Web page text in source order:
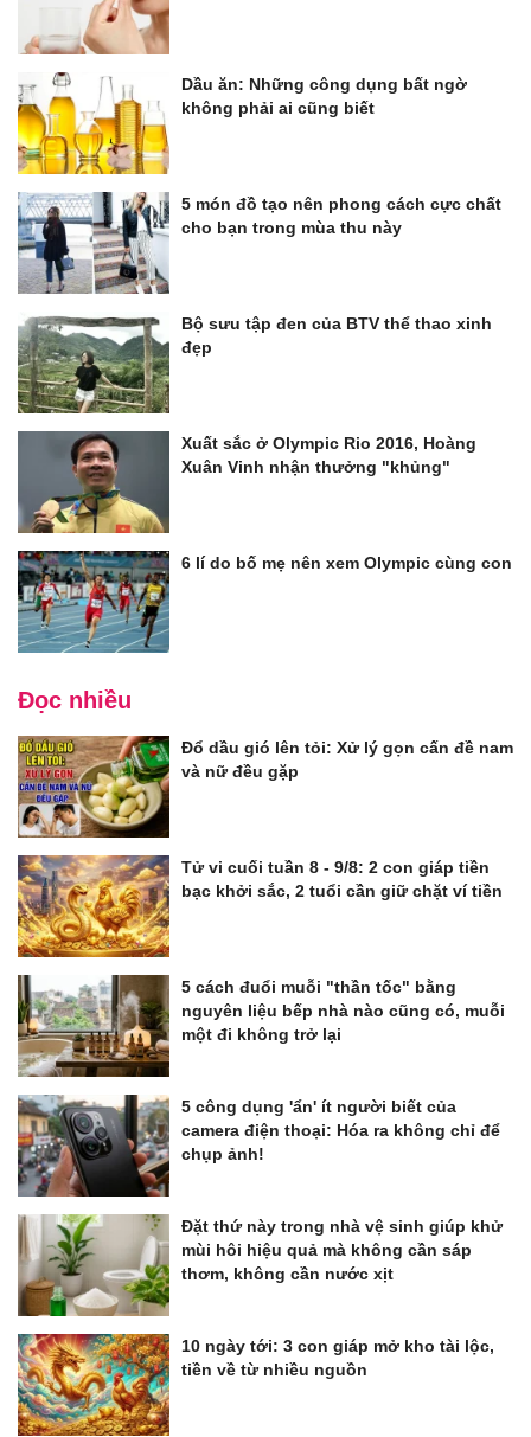
Dầu ăn: Những công dụng bất ngờ
không phải ai cũng biết
5 món đồ tạo nên phong cách cực chất
cho bạn trong mùa thu này
Bộ sưu tập đen của BTV thể thao xinh
đẹp
Xuất sắc ở Olympic Rio 2016, Hoàng
Xuân Vinh nhận thưởng "khủng"
6 lí do bố mẹ nên xem Olympic cùng con
Đọc nhiều
Đổ dầu gió lên tỏi: Xử lý gọn cấn đề nam
và nữ đều gặp
Tử vi cuối tuần 8 - 9/8: 2 con giáp tiền
bạc khởi sắc, 2 tuổi cần giữ chặt ví tiền
5 cách đuổi muỗi "thần tốc" bằng
nguyên liệu bếp nhà nào cũng có, muỗi
một đi không trở lại
5 công dụng 'ẩn' ít người biết của
camera điện thoại: Hóa ra không chỉ để
chụp ảnh!
Đặt thứ này trong nhà vệ sinh giúp khử
mùi hôi hiệu quả mà không cần sáp
thơm, không cần nước xịt
10 ngày tới: 3 con giáp mở kho tài lộc,
tiền về từ nhiều nguồn